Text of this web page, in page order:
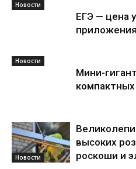
Новости
ЕГЭ — цена
приложения
Новости
Мини-
Новости
высоких
роскоши и